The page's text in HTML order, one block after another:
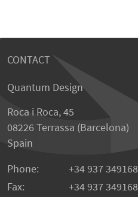
CONTACT
Quantum Design
Roca i Roca, 45
08226 Terrassa (Barcelona)
Spain
Phone:
+34 937 349168
Fax:
+34 937 349168